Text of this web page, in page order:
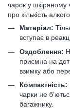
чарок у шкіряному
про кількість
Матеріал:
вступає в
Оздоблення:
приємна на
взимку або
Компактність:
чарки не
багажнику.